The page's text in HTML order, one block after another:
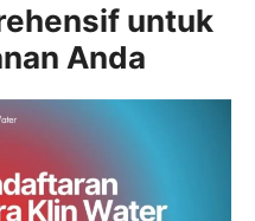
untuk
Anda